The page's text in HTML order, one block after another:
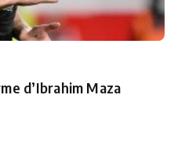
d’Ibrahim Maza